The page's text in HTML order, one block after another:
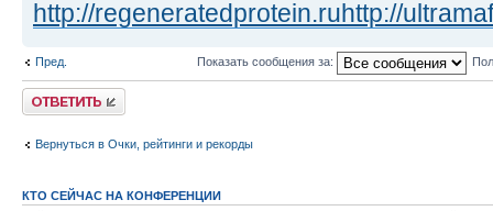
http://regeneratedprotein.ruhttp://
Пред. Показать сообщения за:
Ответить
Вернуться в Очки, рейтинги и рекорды
КТО СЕЙЧАС НА КОНФЕРЕНЦИИ